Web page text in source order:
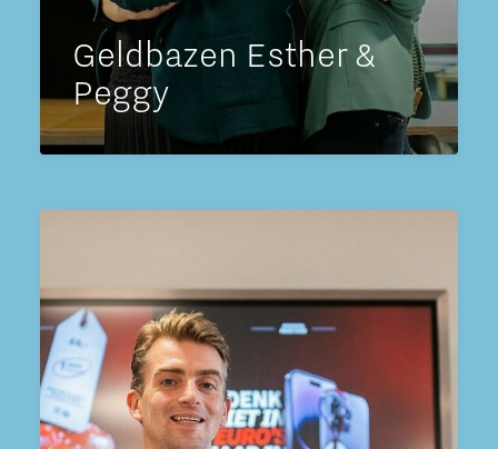
Geldbazen Esther &
Peggy